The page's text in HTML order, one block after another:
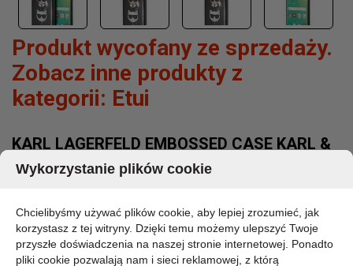
Produkt wycofany ze sprzedaży.
Zobacz inne produkty z
kategorii: Etui
KARL LAGERFELD EMBOSSED CASE KARL &
CHOUPETTE - ETUI SAMSUNG GALAXY S10
(CZARNY)
MARKA:
KARL LAGERFELD
KOD PRODUKTU:
KLHCS10KICKCSBK
Wykorzystanie plików cookie
Chcielibyśmy używać plików cookie, aby lepiej zrozumieć, jak
korzystasz z tej witryny. Dzięki temu możemy ulepszyć Twoje
przyszłe doświadczenia na naszej stronie internetowej. Ponadto
pliki cookie pozwalają nam i sieci reklamowej, z którą